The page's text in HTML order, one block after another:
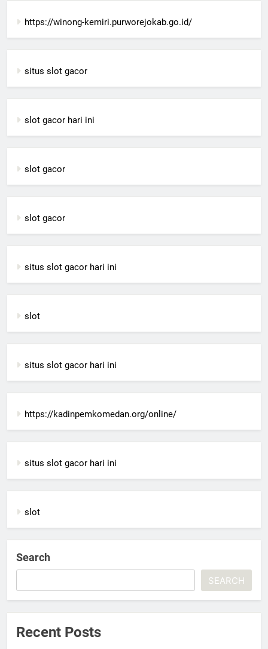
https://winong-kemiri.purworejokab.go.id/
situs slot gacor
slot gacor hari ini
slot gacor
slot gacor
situs slot gacor hari ini
slot
situs slot gacor hari ini
https://kadinpemkomedan.org/online/
situs slot gacor hari ini
slot
Search
SEARCH
Recent Posts